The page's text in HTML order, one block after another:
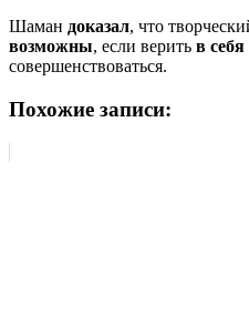
Шаман доказал, что
возможны, если верить в себя
совершенствоваться.
Похожие записи: